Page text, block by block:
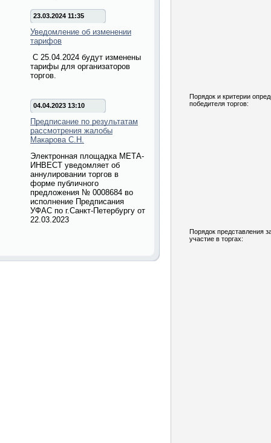
23.03.2024 11:35
Уведомление об изменении
тарифов
С 25.04.2024 будут изменены
тарифы для организаторов
торгов.
04.04.2023 13:10
Предписание по результатам
рассмотрения жалобы
Макарова С.Н.
Электронная площадка МЕТА-
ИНВЕСТ уведомляет об
аннулировании торгов в
форме публичного
предложения № 0008684 во
исполнение Предписания
УФАС по г.Санкт-Петербургу от
22.03.2023
Порядок и критерии
победителя торгов:
Порядок представления
участие в торгах: